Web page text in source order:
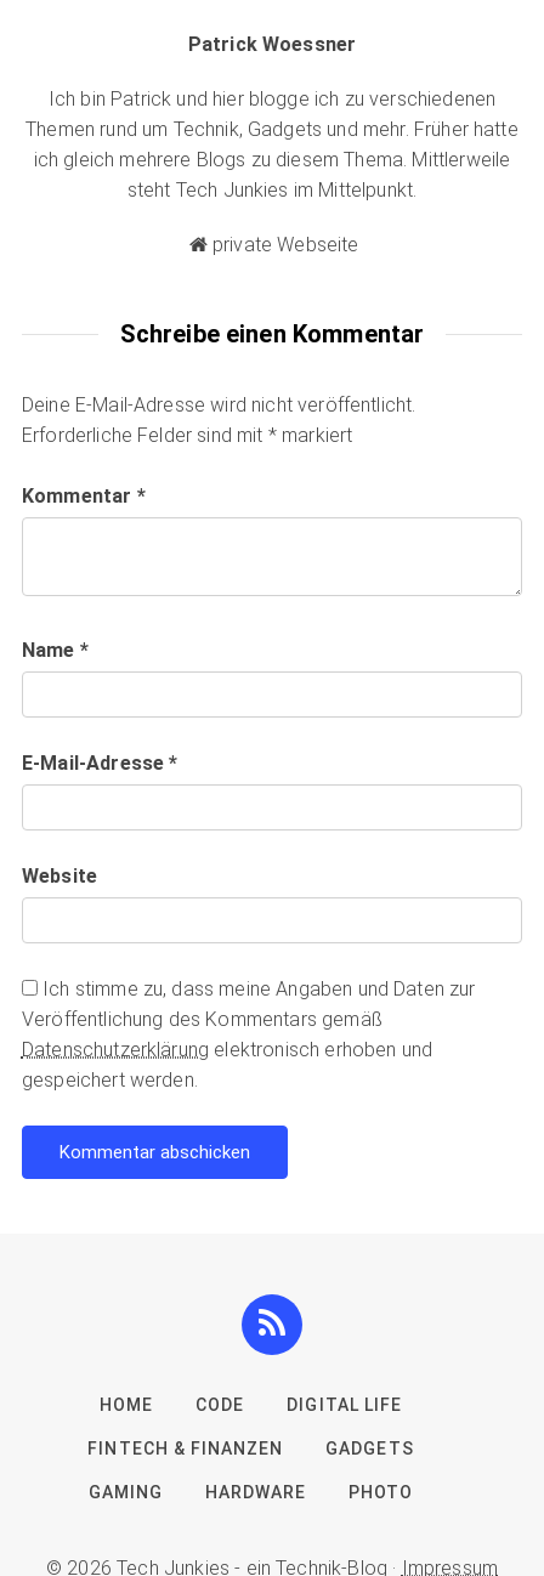
Patrick Woessner
Ich bin Patrick und hier blogge ich zu verschiedenen
Themen rund um Technik, Gadgets und mehr. Früher hatte
ich gleich mehrere Blogs zu diesem Thema. Mittlerweile
steht Tech Junkies im Mittelpunkt.
private Webseite
Schreibe einen Kommentar
Deine E-Mail-Adresse wird nicht veröffentlicht.
Erforderliche Felder sind mit *markiert
Kommentar *
Name *
E-Mail-Adresse*
Website
Ich stimme zu, dass meine Angaben und Daten zur
Veröffentlichung des Kommentars gemäß
Datenschutzerklärung elektronisch erhoben und
gespeichert werden.
HOME CODE DIGITAL LIFE
FINTECH & FINANZEN GADGETS
GAMING HARDWARE PHOTO
© 2026 Tech Junkies - ein Technik-Blog · Impressum